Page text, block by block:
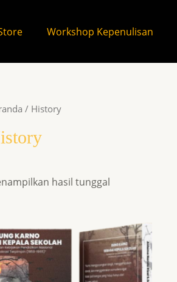
Workshop Kepenulisan
/ History
hasil tunggal